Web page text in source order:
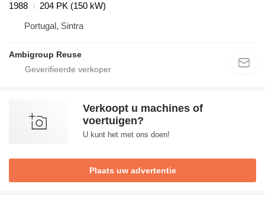
1988
204 PK (150 kW)
Portugal, Sintra
Ambigroup Reuse
Verkoopt u machines of
voertuigen?
U kunt het met ons doen!
Plaats uw advertentie